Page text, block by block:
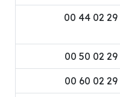
29 02 44 00
29 02 50 00
29 02 60 00